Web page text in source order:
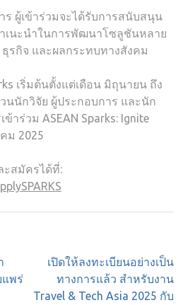
ร ผู้เข้าร่วมจะได้รับการสนับสนุน
เนะนำในการพัฒนาโซลูชันหลาย
รกิจ และผลกระทบทางสังคม
เริ่มต้นตั้งแต่เดือน มิถุนายน ถึง
นนักวิจัย ผู้ประกอบการ และนัก
าร่วม ASEAN Sparks: Ignite
ม 2025
ะสมัครได้ที่:
แพร่
เปิดให้ลงทะเบียนอย่างเป็น
ทางการแล้ว สำหรับงาน
Travel & Tech Asia 2025 กับ